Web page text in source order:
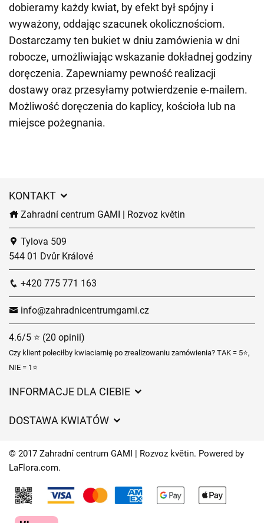
dobieramy każdy kwiat, by efekt był spójny i
wyważony, oddając szacunek okolicznościom.
Dostarczamy ten bukiet w dniu zamówienia w dni
robocze, umożliwiając wskazanie dokładnej godziny
doręczenia. Zapewniamy pewność realizacji
dostawy oraz przesyłamy potwierdzenie e-mailem.
Możliwość doręczenia do kaplicy, kościoła lub na
miejsce pożegnania.
KONTAKT
Zahradní centrum GAMI | Rozvoz květin
Tylova 509
544 01 Dvůr Králové
+420 775 771 163
info@zahradnicentrumgami.cz
4.6/5 ⭐ (20 opinii)
Czy klient poleciłby kwiaciarnię po zrealizowaniu zamówienia? TAK = 5⭐,
NIE = 1⭐
INFORMACJE DLA CIEBIE
Czasy dostawy kwiatów – przegląd możliwości
DOSTAWA KWIATÓW
Gdzie dostarczamy kwiaty
Kontakt
© 2017 Zahradní centrum GAMI | Rozvoz květin. Powered by
LaFlora.com.